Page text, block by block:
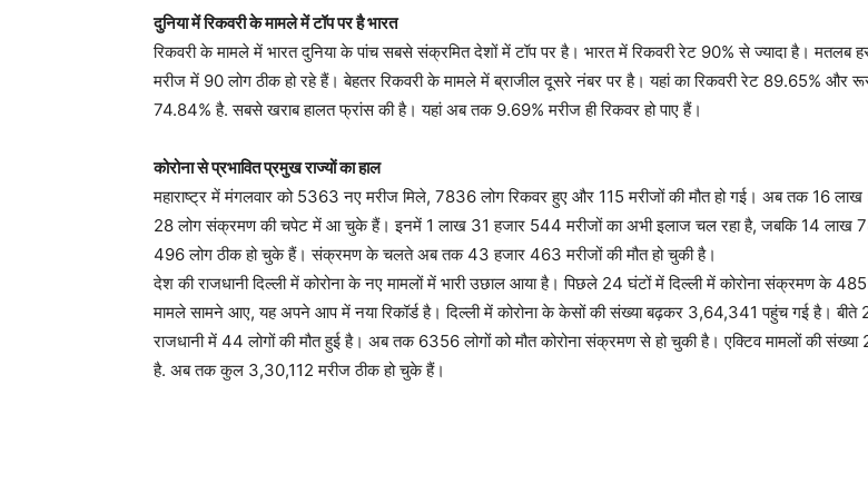
दुनिया में रिकवरी के मामले में टॉप पर है भारत
रिकवरी के मामले में भारत दुनिया के पांच सबसे संक्रमित देशों में टॉप पर है। भारत में रिकवरी रेट 90% से ज्यादा है। मतलब
मरीज में 90 लोग ठीक हो रहे हैं। बेहतर रिकवरी के मामले में ब्राजील दूसरे नंबर पर है। यहां का रिकवरी रेट 89.65% और
74.84% है. सबसे खराब हालत फ्रांस की है। यहां अब तक 9.69% मरीज ही रिकवर हो पाए हैं।
कोरोना से प्रभावित प्रमुख राज्यों का हाल
महाराष्ट्र में मंगलवार को 5363 नए मरीज मिले, 7836 लोग रिकवर हुए और 115 मरीजों की मौत हो गई। अब तक 16
28 लोग संक्रमण की चपेट में आ चुके हैं। इनमें 1 लाख 31 हजार 544 मरीजों का अभी इलाज चल रहा है, जबकि 14 लाख
496 लोग ठीक हो चुके हैं। संक्रमण के चलते अब तक 43 हजार 463 मरीजों की मौत हो चुकी है।
देश की राजधानी दिल्ली में कोरोना के नए मामलों में भारी उछाल आया है। पिछले 24 घंटों में दिल्ली में कोरोना संक्रमण के
मामले सामने आए, यह अपने आप में नया रिकॉर्ड है। दिल्ली में कोरोना के केसों की संख्या बढ़कर 3,64,341 पहुंच गई है। बीते
राजधानी में 44 लोगों की मौत हुई है। अब तक 6356 लोगों को मौत कोरोना संक्रमण से हो चुकी है। एक्टिव मामलों की
है. अब तक कुल 3,30,112 मरीज ठीक हो चुके हैं।